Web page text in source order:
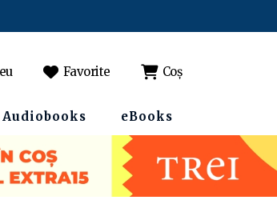
Favorite Coș
Audiobooks eBooks